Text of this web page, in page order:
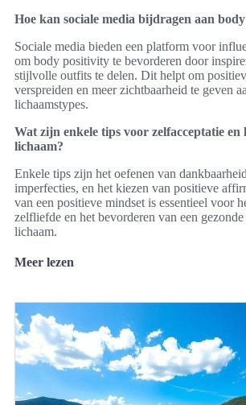
Hoe kan sociale media bijdragen aan
Sociale media bieden een platform voor
om body positivity te bevorderen door
stijlvolle outfits te delen. Dit helpt om
verspreiden en meer zichtbaarheid te geven
lichaamstypes.
Wat zijn enkele tips voor zelfacceptatie en
lichaam?
Enkele tips zijn het oefenen van
imperfecties, en het kiezen van positieve
van een positieve mindset is essentieel voor
zelfliefde en het bevorderen van een
lichaam.
Meer lezen